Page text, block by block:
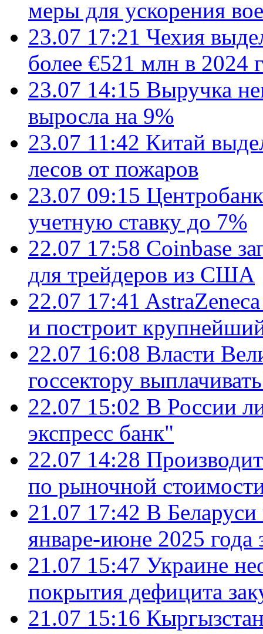
меры для ускорения
23.07 17:21 Чехия
более €521 млн в 2024
23.07 14:15 Выручка
выросла на 9%
23.07 11:42 Китай
лесов от пожаров
23.07 09:15
учетную ставку до 7%
22.07 17:58 Coinbase
для трейдеров из США
22.07 17:41
и построит
22.07 16:08 Власти
госсектору
22.07 15:02 В России
экспресс банк"
22.07 14:28
по рыночной
21.07 17:42 В Беларуси
январе-июне 2025 года
21.07 15:47 Украине
покрытия дефицита
21.07 15:16